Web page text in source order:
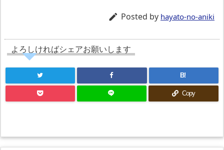
 Posted by hayato-no-aniki
よろしければシェアお願いします
B!
Copy